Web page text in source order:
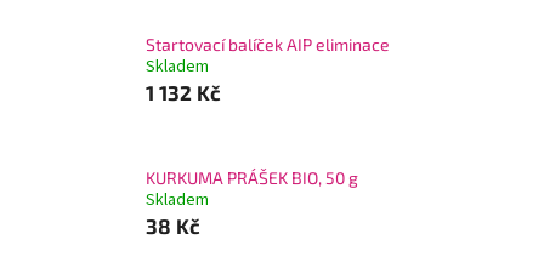
Startovací balíček AIP eliminace
Skladem
1 132 Kč
KURKUMA PRÁŠEK BIO, 50 g
Skladem
38 Kč